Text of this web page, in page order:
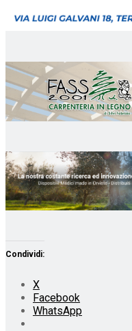
Condividi:
X
Facebook
WhatsApp